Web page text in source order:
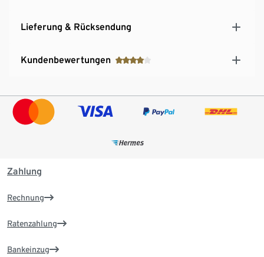
Lieferung & Rücksendung
Kundenbewertungen
Zahlung
Rechnung
Ratenzahlung
Bankeinzug